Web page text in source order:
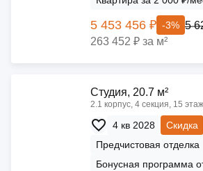
5 453 456 ₽ -3% 5
263 452 ₽ за м²
Cтудия, 20.7 м²
2.1 корпус, 4 секция, 15
4 кв 2028
Скидка
Предчистовая отделка
Бонусная программа